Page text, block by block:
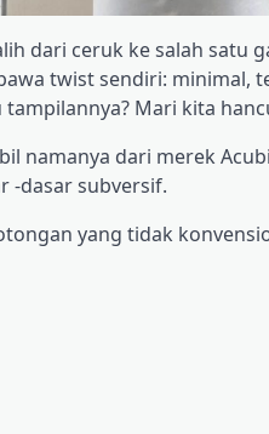
dari ceruk ke salah satu
twist sendiri: minimal,
Mari kita
namanya dari merek
-dasar subversif.
yang tidak